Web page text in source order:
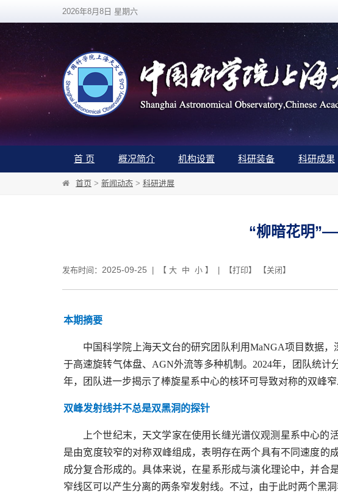
2026年8月8日 星期六
首 页 概况简介 机构设置 科研装备 科研成果
首页 > 新闻动态 > 科研进展
“柳暗花明
发布时间： 2025-09-25 | 【 大 中 小 】 | 【打印】 【关闭】
本期摘要
中国科学院上海天文台的研究团队利用MaNGA项目数据
于高速旋转气体盘、AGN外流等多种机制。2024年，团队统
年，团队进一步揭示了棒旋星系中心的核环可导致对称的双峰
双峰发射线并不总是双黑洞的探针
上个世纪末，天文学家在使用长缝光谱仪观测星系中心
是由宽度较窄的对称双峰组成，表明存在两个具有不同速度
成分复合形成的。具体来说，在星系形成与演化理论中，并
窄线区可以产生分离的两条窄发射线。不过，由于此时两个黑